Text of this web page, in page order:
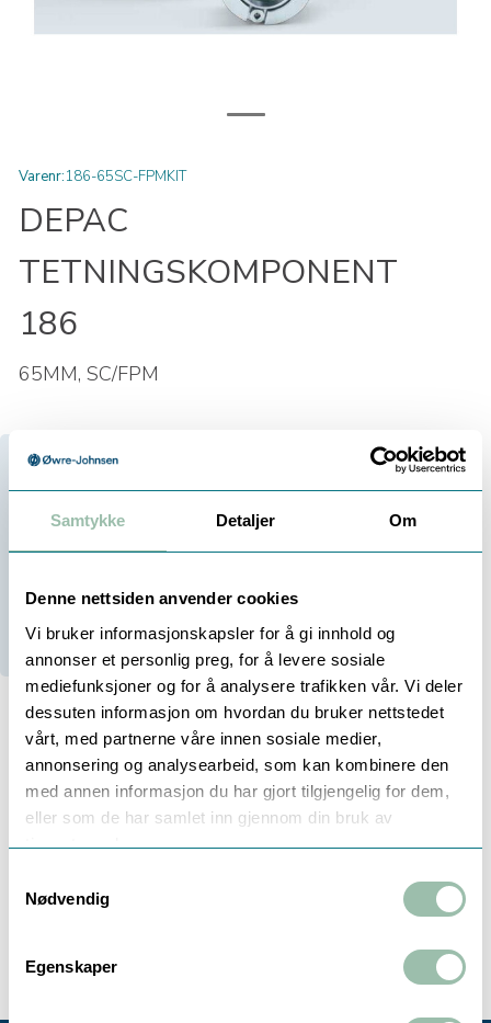
Samtykke Detaljer Om
Denne nettsiden anvender cookies
Vi bruker informasjonskapsler for å gi innhold og
annonser et personlig preg, for å levere sosiale
mediefunksjoner og for å analysere trafikken vår. Vi deler
dessuten informasjon om hvordan du bruker nettstedet
vårt, med partnerne våre innen sosiale medier,
annonsering og analysearbeid, som kan kombinere den
med annen informasjon du har gjort tilgjengelig for dem,
eller som de har samlet inn gjennom din bruk av
tjenestene deres.
Nødvendig
Egenskaper
Varenr:186-65SC-FPMKIT
DEPAC
TETNINGSKOMPONENT
186
65MM, SC/FPM
+
Ikke på lager ( 60 dager)
Beskrivelse
Mekanisk tetning 186K er en trykkbalansert tetning
Fjærer er i Hasteloi C og står ikke i mediet